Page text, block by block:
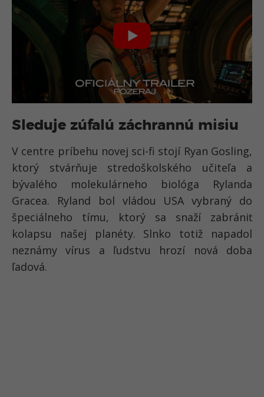
Sleduje zúfalú záchrannú misiu
V centre príbehu novej sci-fi stojí Ryan Gosling,
ktorý stvárňuje stredoškolského učiteľa a
bývalého molekulárneho biológa Rylanda
Gracea. Ryland bol vládou USA vybraný do
špeciálneho tímu, ktorý sa snaží zabrániť
kolapsu našej planéty. Slnko totiž napadol
neznámy vírus a ľudstvu hrozí nová doba
ľadová.